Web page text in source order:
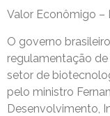
Valor Econômigo –
O governo
regulamentação
setor de
pelo ministro
Desenvolvimento,